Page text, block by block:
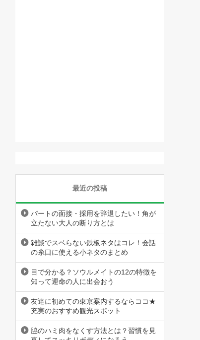
最近の投稿
パートの面接・採用を辞退したい！角が
立たない大人の断り方とは
雑談でスベらない鉄板ネタはコレ！会話
の糸口に使える小ネタのまとめ
目で分かる？ソウルメイトの12の特徴を
知って運命の人に出会おう
友達に初めての東京案内するならココ★
充実のおすすめ観光スポット
脇のハミ肉をなくす方法とは？習慣を見